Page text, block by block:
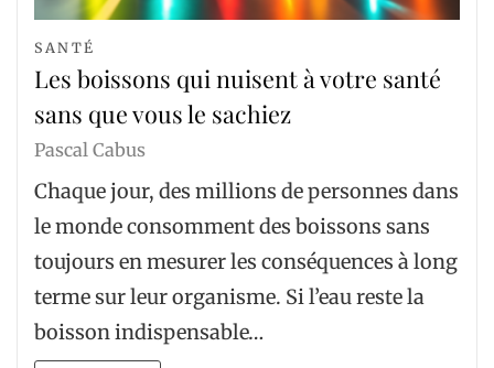
SANTÉ
Les boissons qui nuisent à votre santé
sans que vous le sachiez
Pascal Cabus
Chaque jour, des millions de personnes dans
le monde consomment des boissons sans
toujours en mesurer les conséquences à long
terme sur leur organisme. Si l’eau reste la
boisson indispensable…